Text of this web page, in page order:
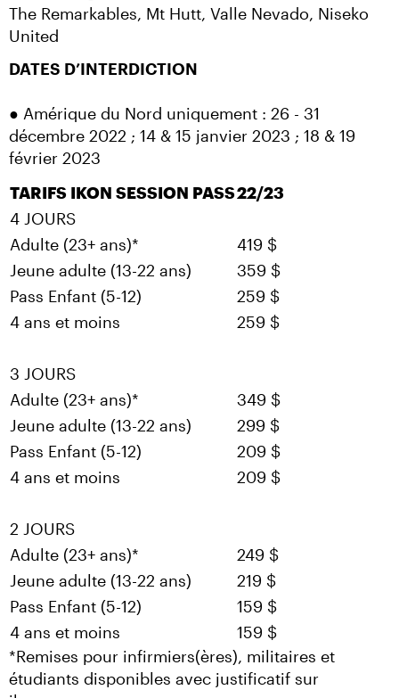
The Remarkables, Mt Hutt, Valle Nevado, Niseko
United
DATES D’INTERDICTION
● Amérique du Nord uniquement : 26 - 31
décembre 2022 ; 14 & 15 janvier 2023 ; 18 & 19
février 2023
TARIFS IKON SESSION PASS22/23
4 JOURS
Adulte (23+ ans)*
419 $
Jeune adulte (13-22 ans)
359 $
Pass Enfant (5-12)
259 $
4 ans et moins
259 $
3 JOURS
Adulte (23+ ans)*
349 $
Jeune adulte (13-22 ans)
299 $
Pass Enfant (5-12)
209 $
4 ans et moins
209 $
2 JOURS
Adulte (23+ ans)*
249 $
Jeune adulte (13-22 ans)
219 $
Pass Enfant (5-12)
159 $
4 ans et moins
159 $
*Remises pour infirmiers(ères), militaires et
étudiants disponibles avec justificatif sur